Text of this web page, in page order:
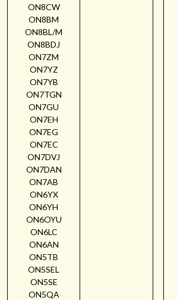
ON8CW
ON8BM
ON8BL/M
ON8BDJ
ON7ZM
ON7YZ
ON7YB
ON7TGN
ON7GU
ON7EH
ON7EG
ON7EC
ON7DVJ
ON7DAN
ON7AB
ON6YX
ON6YH
ON6OYU
ON6LC
ON6AN
ON5TB
ON5SEL
ON5SE
ON5QA